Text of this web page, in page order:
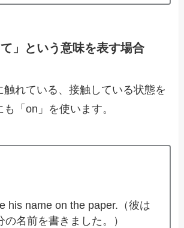
て」という意味を表す場合
触れている、接触している状態を
「on」を使います。
his name on the paper.（彼は
の名前を書きました。）